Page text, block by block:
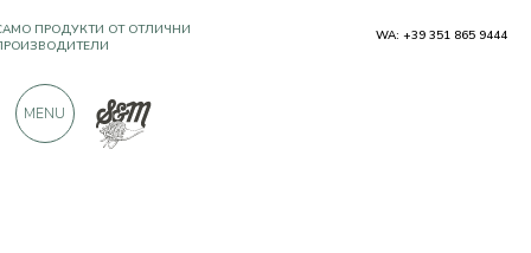
ПРОДУКТИ ОТ ОТЛИЧНИ
900 ПОЛОЖИТЕЛНИ ОТЗИВИ
WA: +39 351 865 9444
MENU